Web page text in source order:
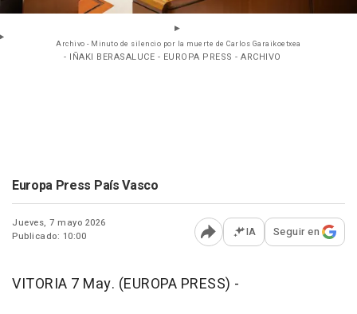
Archivo - Minuto de silencio por la muerte de Carlos Garaikoetxea
- IÑAKI BERASALUCE - EUROPA PRESS - ARCHIVO
Europa Press País Vasco
Jueves, 7 mayo 2026
Publicado: 10:00
Abrir opciones para
IA Seguir en
VITORIA 7 May. (EUROPA PRESS) -